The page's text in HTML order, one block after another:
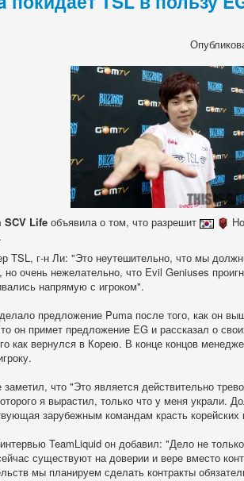
SCV Life объявила о том, что разрешит
TSL, г-н Ли: "Это неутешительно, что мы
но очень нежелательно, что Evil Geniuses
напрямую с игроком".
предложение Puma после того, как он
он примет предложение EG и рассказал о
как вернулся в Корею. В конце концов
заметил, что "Это является действительно
я вырастил, только что у меня украли.
зарубежным командам красть корейских
TeamLiquid он добавил: "Дело не
существуют на доверии и вере вместо
мы планируем сделать контракты